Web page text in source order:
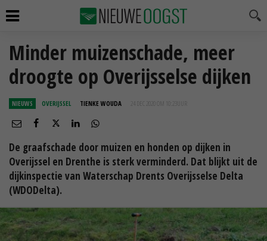
Minder muizenschade, meer
droogte op Overijsselse dijken
NIEUWS OVERIJSSEL TIENKE WOUDA 24 DEC 2020 OM 10:23
De graafschade door muizen en honden op dijken in
Overijssel en Drenthe is sterk verminderd. Dat blijkt uit de
dijkinspectie van Waterschap Drents Overijsselse Delta
(WDODelta).